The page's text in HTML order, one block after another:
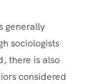
generally
sociologists
there is also
considered